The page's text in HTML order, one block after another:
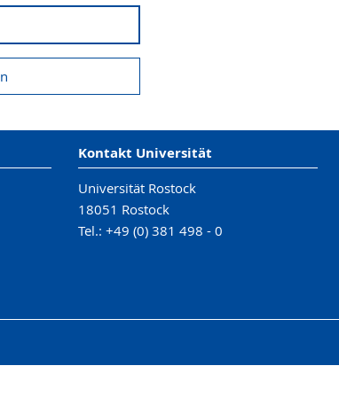
Kontakt Universität
Universität Rostock
18051 Rostock
Tel.: +49 (0) 381 498 - 0